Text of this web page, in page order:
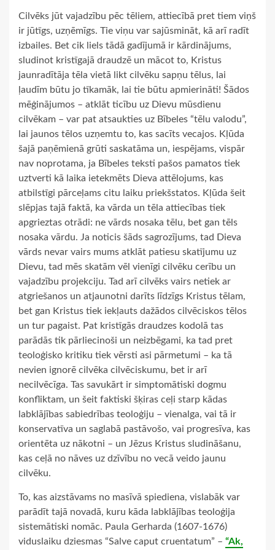
Cilvēks jūt vajadzību pēc tēliem, attiecībā pret tiem viņš
ir jūtīgs, uzņēmīgs. Tie viņu var sajūsmināt, kā arī radīt
izbailes. Bet cik liels tādā gadījumā ir kārdinājums,
sludinot kristīgajā draudzē un mācot to, Kristus
jaunradītāja tēla vietā likt cilvēku sapņu tēlus, lai
ļaudīm būtu jo tīkamāk, lai tie būtu apmierināti! Šādos
mēģinājumos – atklāt ticību uz Dievu mūsdienu
cilvēkam – var pat atsaukties uz Bībeles “tēlu valodu”,
lai jaunos tēlos uzņemtu to, kas sacīts vecajos. Kļūda
šajā paņēmienā grūti saskatāma un, iespējams, vispār
nav noprotama, ja Bībeles teksti pašos pamatos tiek
uztverti kā laika ietekmēts Dieva attēlojums, kas
atbilstīgi pārceļams citu laiku priekšstatos. Kļūda šeit
slēpjas tajā faktā, ka vārda un tēla attiecības tiek
apgrieztas otrādi: ne vārds nosaka tēlu, bet gan tēls
nosaka vārdu. Ja noticis šāds sagrozījums, tad Dieva
vārds nevar vairs mums atklāt patiesu skatījumu uz
Dievu, tad mēs skatām vēl vienīgi cilvēku cerību un
vajadzību projekciju. Tad arī cilvēks vairs netiek ar
atgriešanos un atjaunotni darīts līdzīgs Kristus tēlam,
bet gan Kristus tiek iekļauts dažādos cilvēciskos tēlos
un tur pagaist. Pat kristīgās draudzes kodolā tas
parādās tik pārliecinoši un neizbēgami, ka tad pret
teoloģisko kritiku tiek vērsti asi pārmetumi – ka tā
nevien ignorē cilvēka cilvēciskumu, bet ir arī
necilvēcīga. Tas savukārt ir simptomātiski dogmu
konfliktam, un šeit faktiski šķiras ceļi starp kādas
labklājības sabiedrības teoloģiju – vienalga, vai tā ir
konservatīva un saglabā pastāvošo, vai progresīva, kas
orientēta uz nākotni – un Jēzus Kristus sludināšanu,
kas ceļā no nāves uz dzīvību no vecā veido jaunu
cilvēku.
To, kas aizstāvams no masīvā spiediena, vislabāk var
parādīt tajā novadā, kuru kāda labklājības teoloģija
sistemātiski nomāc. Paula Gerharda (1607-1676)
viduslaiku dziesmas “Salve caput cruentatum” – “Ak,